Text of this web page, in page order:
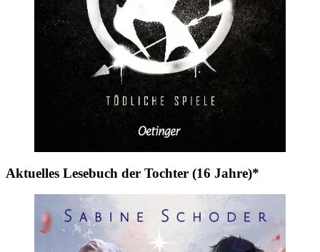
Aktuelles Lesebuch der Tochter (16 Jahre)*